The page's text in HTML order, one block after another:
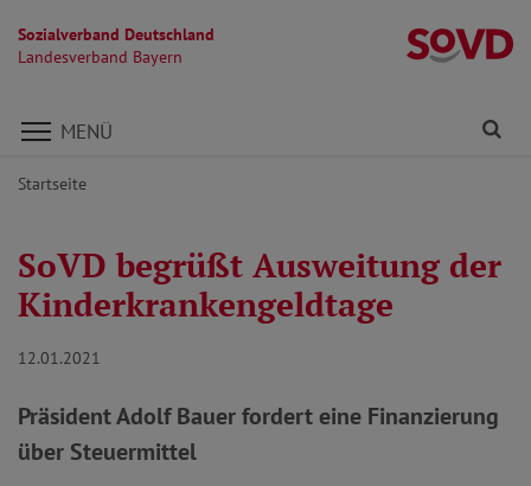
Sozialverband Deutschland
Landesverband Bayern
Direkt zu den Inhalten springen
MENÜ
Startseite
SoVD begrüßt Ausweitung der
Kinderkrankengeldtage
12.01.2021
Präsident Adolf Bauer fordert eine Finanzierung
über Steuermittel